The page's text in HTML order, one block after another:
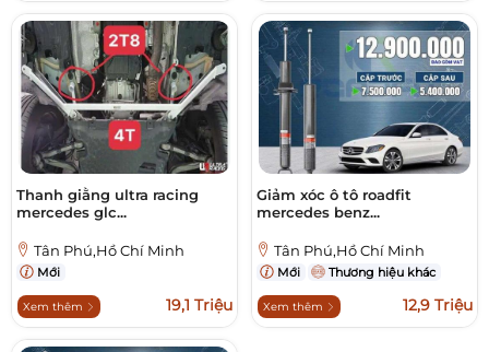
Thanh giằng ultra racing
mercedes glc...
Tân Phú,Hồ Chí Minh
Mới
Xem thêm 19,1 Triệu
Giảm xóc ô tô roadfit
mercedes benz...
Tân Phú,Hồ Chí Minh
Mới Thương hiệu khác
Xem thêm 12,9 Triệu